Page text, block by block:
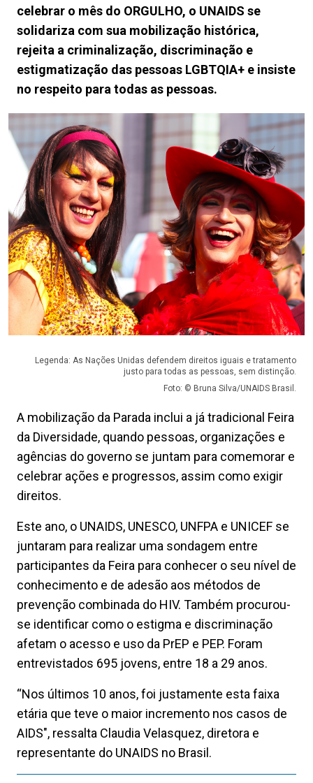
celebrar o mês do ORGULHO, o UNAIDS se
solidariza com sua mobilização histórica,
rejeita a criminalização, discriminação e
estigmatização das pessoas LGBTQIA+ e insiste
no respeito para todas as pessoas.
Legenda: As Nações Unidas defendem direitos iguais e tratamento
justo para todas as pessoas, sem distinção.
Foto: © Bruna Silva/UNAIDS Brasil.
A mobilização da Parada inclui a já tradicional Feira
da Diversidade, quando pessoas, organizações e
agências do governo se juntam para comemorar e
celebrar ações e progressos, assim como exigir
direitos.
Este ano, o UNAIDS, UNESCO, UNFPA e UNICEF se
juntaram para realizar uma sondagem entre
participantes da Feira para conhecer o seu nível de
conhecimento e de adesão aos métodos de
prevenção combinada do HIV. Também procurou-
se identificar como o estigma e discriminação
afetam o acesso e uso da PrEP e PEP. Foram
entrevistados 695 jovens, entre 18 a 29 anos.
“Nos últimos 10 anos, foi justamente esta faixa
etária que teve o maior incremento nos casos de
AIDS", ressalta Claudia Velasquez, diretora e
representante do UNAIDS no Brasil.